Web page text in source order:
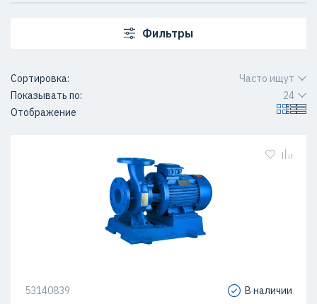
Фильтры
Сортировка:
Часто ищут
Показывать по:
24
Отображение
53140839 В наличии